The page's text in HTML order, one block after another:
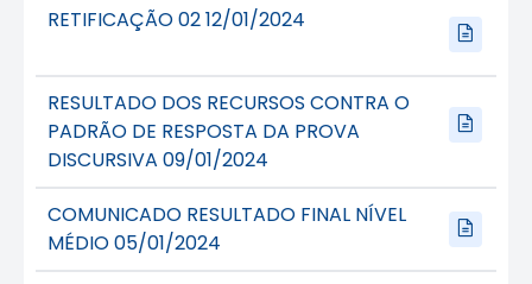
RETIFICAÇÃO 02 12/01/2024
RESULTADO DOS RECURSOS CONTRA O
PADRÃO DE RESPOSTA DA PROVA
DISCURSIVA 09/01/2024
COMUNICADO RESULTADO FINAL NÍVEL
MÉDIO 05/01/2024